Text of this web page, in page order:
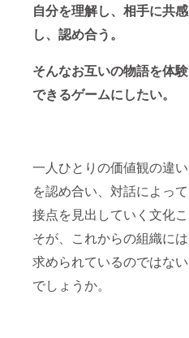
自分を理解し、相手に共感
し、認め合う。
そんなお互いの物語を体験
できるゲームにしたい。
一人ひとりの価値観の違い
を認め合い、対話によって
接点を見出していく文化こ
そが、これからの組織には
求められているのではない
でしょうか。